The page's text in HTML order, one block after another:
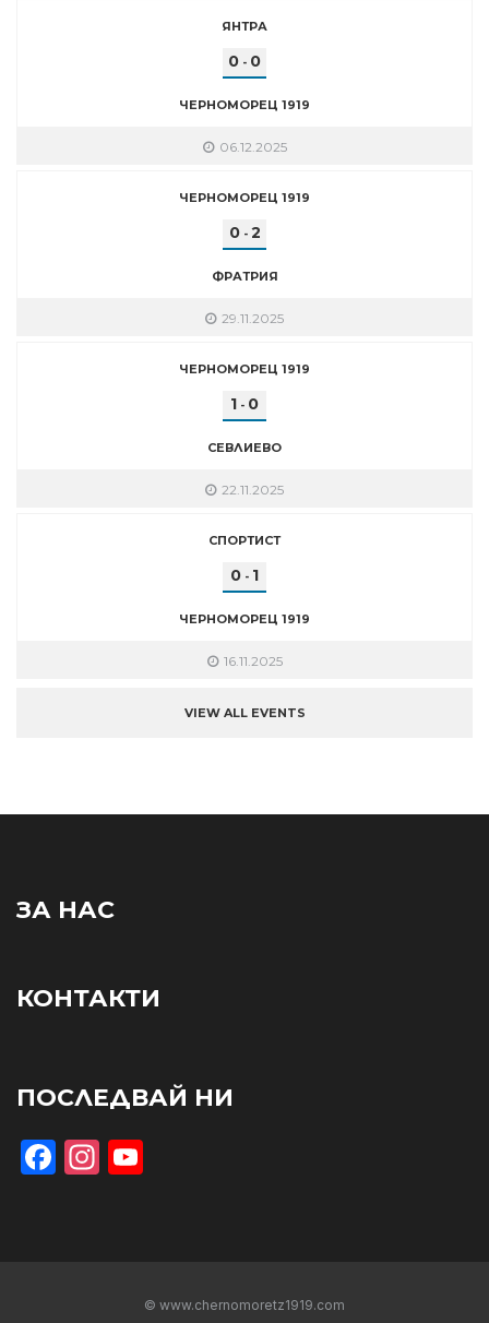
ЯНТРА
0 - 0
ЧЕРНОМОРЕЦ 1919
06.12.2025
ЧЕРНОМОРЕЦ 1919
0- 2
ФРАТРИЯ
29.11.2025
ЧЕРНОМОРЕЦ 1919
1 - 0
СЕВЛИЕВО
22.11.2025
СПОРТИСТ
0 - 1
ЧЕРНОМОРЕЦ 1919
16.11.2025
VIEW ALL EVENTS
ЗА НАС
КОНТАКТИ
ПОСЛЕДВАЙ НИ
Facebook
Instagram
© www.chernomoretz1919.com